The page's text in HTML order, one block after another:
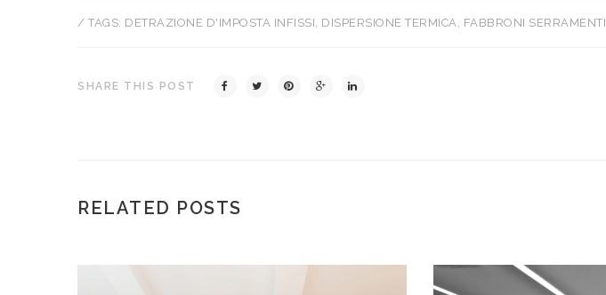
/ TAGS: DETRAZIONE D'IMPOSTA INFISSI, DISPERSIONE TERMICA, FABBRONI SERRAMENTI
SHARE THIS POST
RELATED POSTS